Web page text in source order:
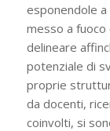
esponendole
messo a fuoco
delineare
potenziale di
proprie
da docenti,
coinvolti, si